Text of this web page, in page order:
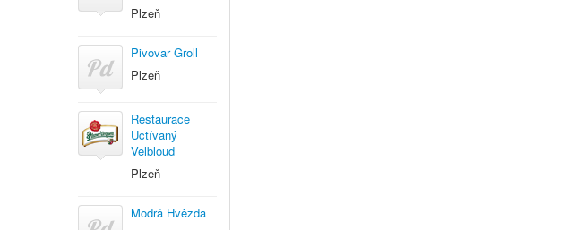
Plzeň
Pivovar Groll
Plzeň
Restaurace
Uctívaný
Velbloud
Plzeň
Modrá Hvězda